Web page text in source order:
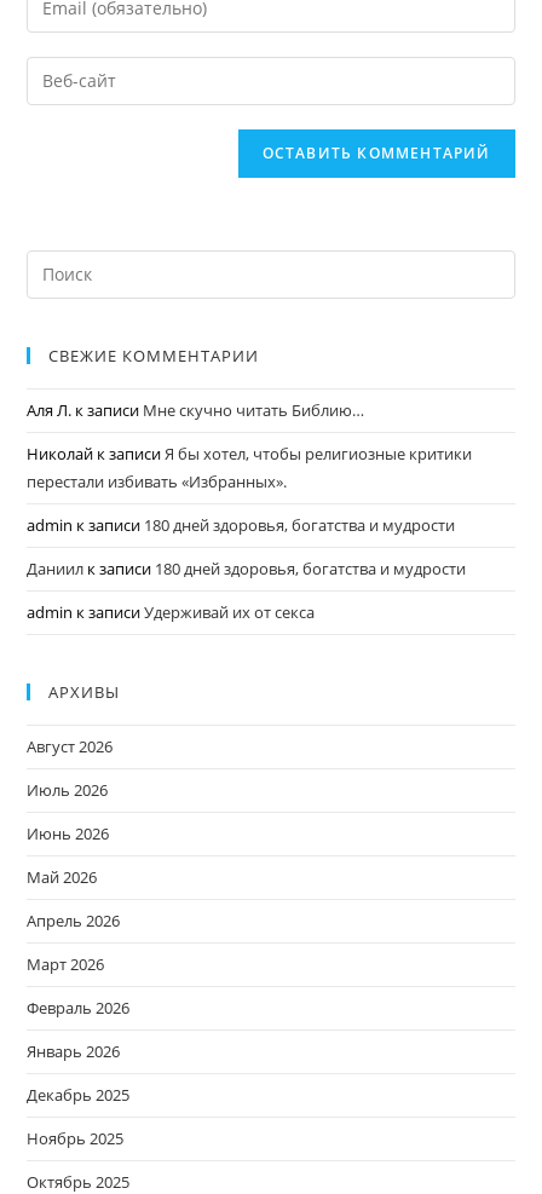
СВЕЖИЕ КОММЕНТАРИИ
Аля Л. к записи Мне скучно читать Библию…
Николай к записи Я бы хотел, чтобы религиозные критики
перестали избивать «Избранных».
admin к записи 180 дней здоровья, богатства и мудрости
Даниил к записи 180 дней здоровья, богатства и мудрости
admin к записиУдерживай их от секса
АРХИВЫ
Август 2026
Июль 2026
Июнь 2026
Май 2026
Апрель 2026
Март 2026
Февраль 2026
Январь 2026
Декабрь 2025
Ноябрь 2025
Октябрь 2025